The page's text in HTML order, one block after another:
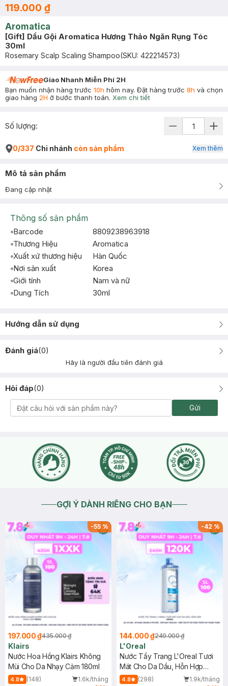
119.000 ₫
Aromatica
[Gift] Dầu Gội Aromatica Hương Thảo Ngăn Rụng Tóc
30ml
Rosemary Scalp Scaling Shampoo(SKU: 422214573)
Giao Nhanh Miễn Phí 2H
Bạn muốn nhận hàng trước 10h hôm nay. Đặt hàng trước 8h và chọn
giao hàng 2H ở bước thanh toán. Xem chi tiết
Số lượng:
0/337 Chi nhánh còn sản phẩm Xem thêm
Mô tả sản phẩm
Đang cập nhật
Thông số sản phẩm
Barcode
8809238963918
Thương Hiệu
Aromatica
Xuất xứ thương hiệu
Hàn Quốc
Nơi sản xuất
Korea
Giới tính
Nam và nữ
Dung Tích
30ml
Hướng dẫn sử dụng
Đánh giá(0)
Hãy là người đầu tiên đánh giá
Hỏi đáp(0)
Gửi
GỢI Ý DÀNH RIÊNG CHO BẠN
-55%
197.000 ₫435.000 ₫
Klairs
Nước Hoa Hồng Klairs Không
Mùi Cho Da Nhạy Cảm 180ml
4.8 (148)
1.6k/tháng
-42%
144.000 ₫249.000 ₫
L'Oreal
Nước Tẩy Trang L'Oreal Tươi
Mát Cho Da Dầu, Hỗn Hợp
400ml
4.8 (298)
1.9k/tháng